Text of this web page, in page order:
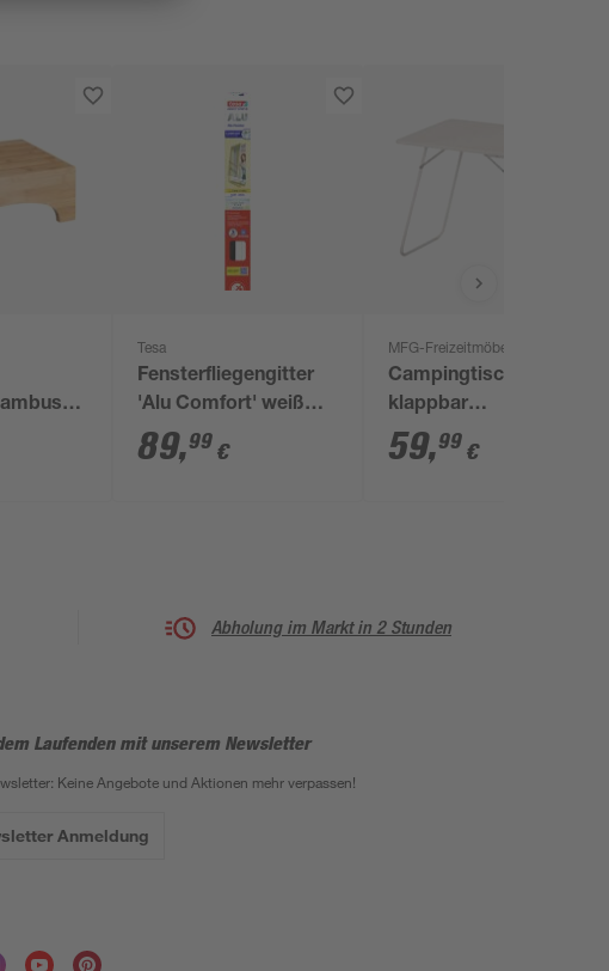
Tesa
Fensterfliegengitter
'Alu Comfort' weiß
120 x 150 cm
89,99 €
MFG-Freizeitmöbel
Campingtisch
klappbar
Stahl/Kunststoff 60 x
63 x 80 cm
59,99 €
Abholung im Markt in 2 Stunden
Laufenden mit unserem Newsletter
Keine Angebote und Aktionen mehr verpassen!
Anmeldung